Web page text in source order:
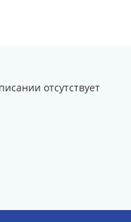
отсутствует